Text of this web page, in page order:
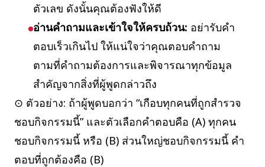
ตัวเลข ดังนั้นคุณต้องฟังให้ดี
อ่านคำถามและเข้าใจให้ครบถ้วน: อย่ารับคำ
ตอบเร็วเกินไป ให้แน่ใจว่าคุณตอบคำถาม
ตามที่คำถามต้องการและพิจารณาทุกข้อมูล
สำคัญจากสิ่งที่ผู้พูดกล่าวถึง
⊙ ตัวอย่าง: ถ้าผู้พูดบอกว่า “เกือบทุกคนที่ถูกสำรวจ
ชอบกิจกรรมนี้” และตัวเลือกคำตอบคือ (A) ทุกคน
ชอบกิจกรรมนี้ หรือ (B) ส่วนใหญ่ชอบกิจกรรมนี้ คำ
ตอบที่ถูกต้องคือ (B)